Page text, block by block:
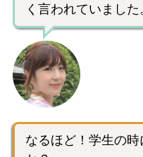
く言われていました
なるほど！学生の